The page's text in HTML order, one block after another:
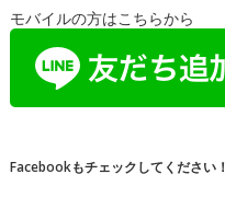
モバイルの方はこちらから
Facebookもチェックしてください！